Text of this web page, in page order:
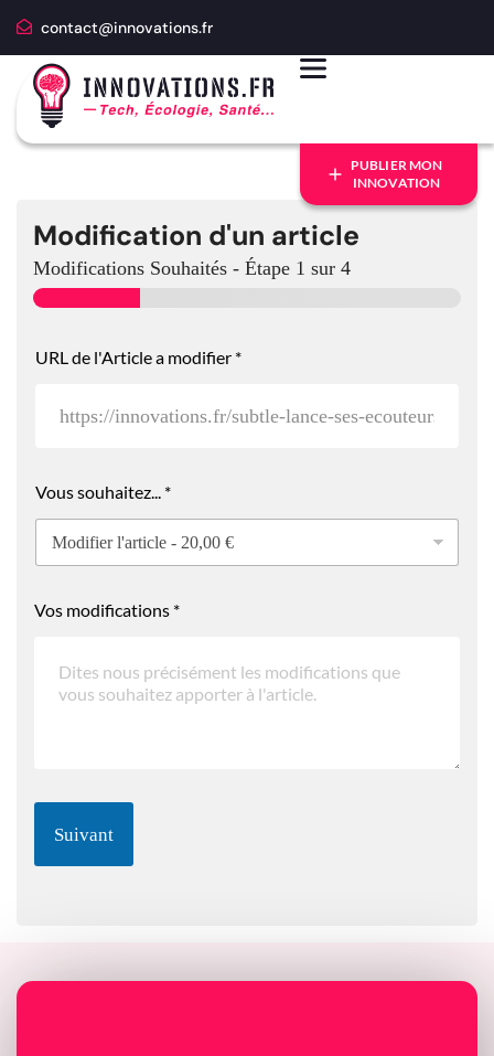
contact@innovations.fr
PUBLIER MON
INNOVATION
Modification d'un article
Modifications Souhaités - Étape 1 sur 4
URL de l'Article a modifier *
Vous souhaitez... *
Vos modifications *
Suivant